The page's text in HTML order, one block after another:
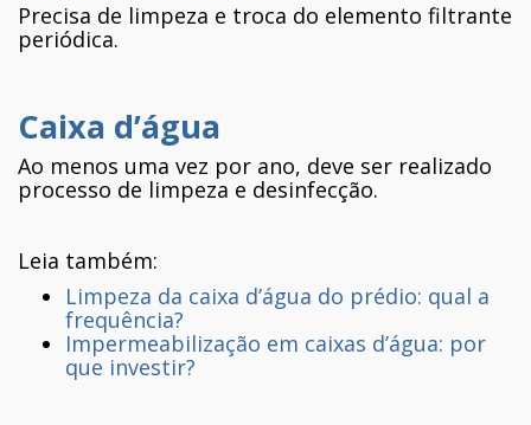
Precisa de limpeza e troca do elemento filtrante
periódica.
Caixa d’água
Ao menos uma vez por ano, deve ser realizado
processo de limpeza e desinfecção.
Leia também:
Limpeza da caixa d’água do prédio: qual a
frequência?
Impermeabilização em caixas d’água: por
que investir?